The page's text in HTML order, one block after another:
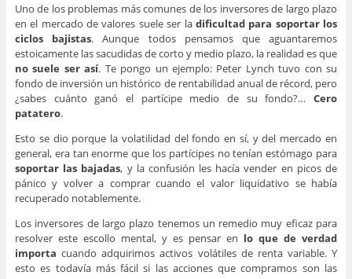
Uno de los problemas más comunes de los inversores de largo plazo
en el mercado de valores suele ser la dificultad para soportar los
ciclos bajistas. Aunque todos pensamos que aguantaremos
estoicamente las sacudidas de corto y medio plazo, la realidad es que
no suele ser así. Te pongo un ejemplo: Peter Lynch tuvo con su
fondo de inversión un histórico de rentabilidad anual de récord, pero
¿sabes cuánto ganó el partícipe medio de su fondo?…Cero
patatero.
Esto se dio porque la volatilidad del fondo en sí, y del mercado en
general, era tan enorme que los partícipes no tenían estómago para
soportar las bajadas, y la confusión les hacía vender en picos de
pánico y volver a comprar cuando el valor liquidativo se había
recuperado notablemente.
Los inversores de largo plazo tenemos un remedio muy eficaz para
resolver este escollo mental, y es pensar en lo que de verdad
importa cuando adquirimos activos volátiles de renta variable. Y
esto es todavía más fácil si las acciones que compramos son las